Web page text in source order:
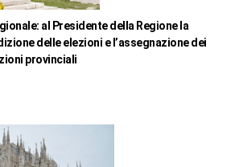
al Presidente della Regione la
delle elezioni e l’assegnazione dei
provinciali